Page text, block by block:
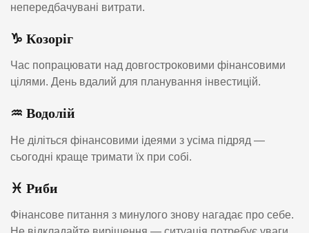
непередбачувані витрати.
♑ Козоріг
Час попрацювати над довгостроковими фінансовими
цілями. День вдалий для планування інвестицій.
♒ Водолій
Не діліться фінансовими ідеями з усіма підряд —
сьогодні краще тримати їх при собі.
♓ Риби
Фінансове питання з минулого знову нагадає про себе.